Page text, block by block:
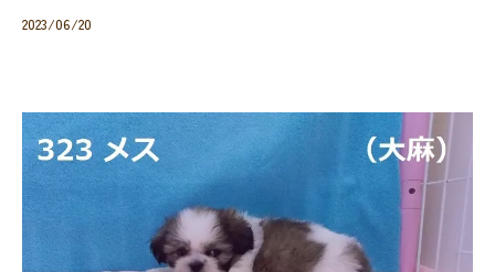
2023/06/20